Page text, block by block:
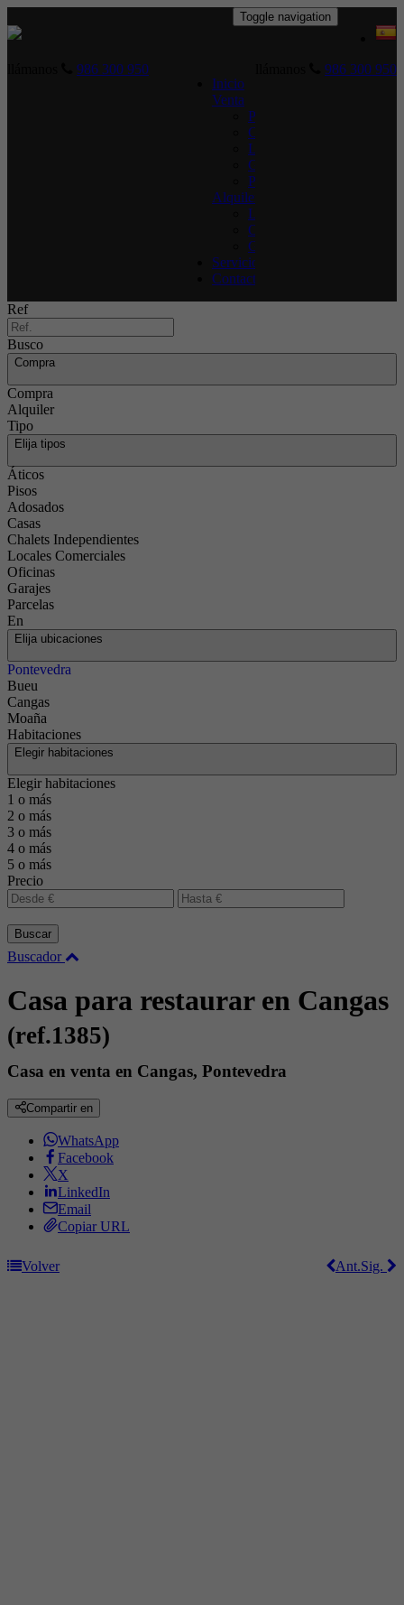
986 300 950
986 300 950
Toggle navigation
Inicio
Venta
Pisos
Chalets
Locales
Garajes
Parcelas
Alquiler
Locales
Oficinas
Garajes
Servicios
Contacto
Ref
Busco
Compra
Compra
Alquiler
Tipo
Elija tipos
Áticos
Pisos
Adosados
Casas
Chalets Independientes
Locales Comerciales
Oficinas
Garajes
Parcelas
En
Elija ubicaciones
Pontevedra
Bueu
Cangas
Moaña
Habitaciones
Elegir habitaciones
Elegir habitaciones
1 o más
2 o más
3 o más
4 o más
5 o más
Precio
Buscar
Buscador
Casa para restaurar en Cangas
(ref.1385)
Casa en venta en Cangas, Pontevedra
Compartir en
WhatsApp
Facebook
X
LinkedIn
Email
Copiar URL
Volver Sig.
Ant.